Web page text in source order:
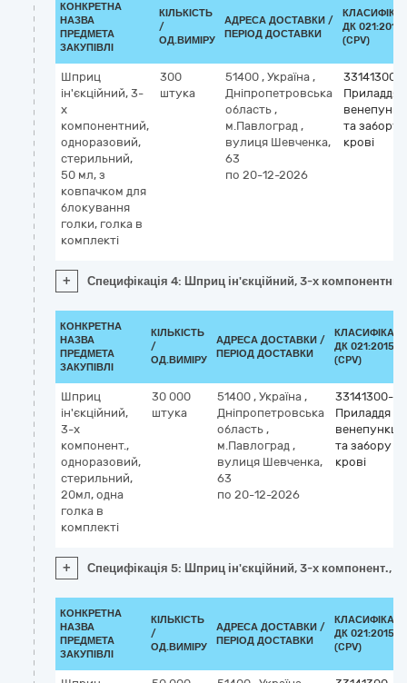
КОНКРЕТНА
НАЗВА
ПРЕДМЕТА
ЗАКУПІВЛІ
КІЛЬКІСТЬ
/
ОД.ВИМІРУ
АДРЕСА ДОСТАВКИ /
ПЕРІОД ДОСТАВКИ
ДК 021:2015
(CPV)
Шприц
ін'єкційний, 3-
х
компонентний,
одноразовий,
стерильний,
50 мл, з
ковпачком для
блокування
голки, голка в
комплекті
300
штука
51400 , Україна ,
Дніпропетровська
область ,
м.Павлоград ,
вулиця Шевченка,
63
по 20-12-2026
33141300-
Приладдя
та забору
крові
+ Специфікація 4: Шприц ін'єкційний, 3-х
КОНКРЕТНА
НАЗВА
ПРЕДМЕТА
ЗАКУПІВЛІ
КІЛЬКІСТЬ
/
ОД.ВИМІРУ
АДРЕСА ДОСТАВКИ /
ПЕРІОД ДОСТАВКИ
ДК 021:2015
(CPV)
Шприц
ін'єкційний,
3-х
компонент.,
одноразовий,
стерильний,
20мл, одна
голка в
комплекті
30 000
штука
51400 , Україна ,
Дніпропетровська
область ,
м.Павлоград ,
вулиця Шевченка,
63
по 20-12-2026
33141300-3
Приладдя
венепункції
та забору
крові
+ Специфікація 5: Шприц ін'єкційний, 3-х компонент.,
КОНКРЕТНА
НАЗВА
ПРЕДМЕТА
ЗАКУПІВЛІ
КІЛЬКІСТЬ
/
ОД.ВИМІРУ
АДРЕСА ДОСТАВКИ /
ПЕРІОД ДОСТАВКИ
ДК 021:2015
(CPV)